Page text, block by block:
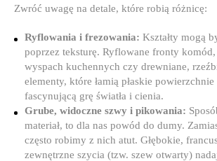
Zwróć uwagę na detale, które robią różnicę:
Ryflowania i frezowania: Kształty mogą
poprzez teksturę. Ryflowane fronty
wyspach kuchennych czy drewniane,
elementy, które łamią płaskie
fascynującą grę światła i cienia.
Grube, widoczne szwy i pikowania:
materiał, to dla nas powód do dumy.
często robimy z nich atut. Głębokie,
zewnętrzne szycia (tzw. szew otwarty)